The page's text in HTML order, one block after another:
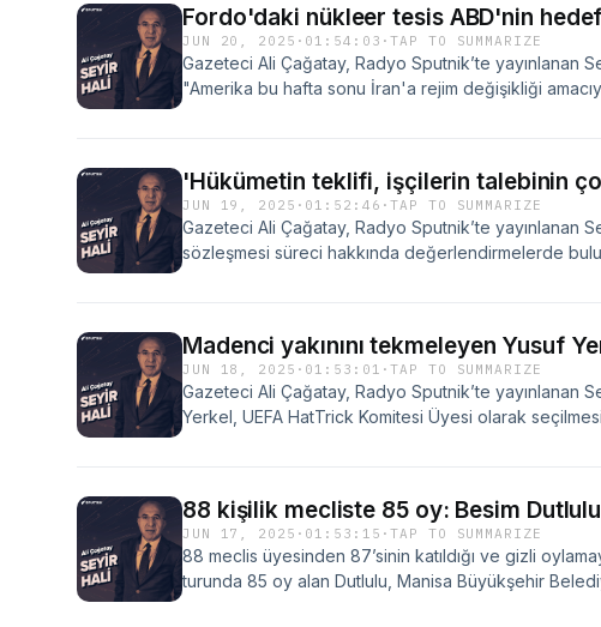
Fordo'daki nükleer tesis ABD'nin
JUN 20, 2025 · 01:54:03 ·TAP TO SUMMARIZE
Gazeteci Ali Çağatay, Radyo Sputnik’te yayınlanan
"Amerika bu hafta sonu İran'a rejim değişikliği
'Hükümetin teklifi, işçilerin talebinin
JUN 19, 2025 · 01:52:46 ·TAP TO SUMMARIZE
Gazeteci Ali Çağatay, Radyo Sputnik’te yayınlanan
sözleşmesi süreci hakkında değerlendirmelerde
Madenci yakınını tekmeleyen Yusuf
JUN 18, 2025 · 01:53:01 ·TAP TO SUMMARIZE
Gazeteci Ali Çağatay, Radyo Sputnik’te yayınlanan
Yerkel, UEFA HatTrick Komitesi Üyesi olarak
88 kişilik mecliste 85 oy: Besim
JUN 17, 2025 · 01:53:15 ·TAP TO SUMMARIZE
88 meclis üyesinden 87’sinin katıldığı ve gizli
turunda 85 oy alan Dutlulu, Manisa Büyükşehir